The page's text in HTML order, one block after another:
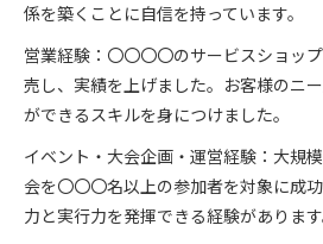
係を築くことに自信を持っています。
営業経験：〇〇〇〇のサービスショッ
売し、実績を上げました。お客様のニ
ができるスキルを身につけました。
イベント・大会企画・運営経験：大規
会を〇〇〇名以上の参加者を対象に成
力と実行力を発揮できる経験があります